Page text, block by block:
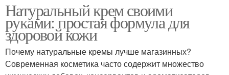
Натуральный крем своими
руками: простая формула для
здоровой кожи
Почему натуральные кремы лучше магазинных?
Современная косметика часто содержит множество